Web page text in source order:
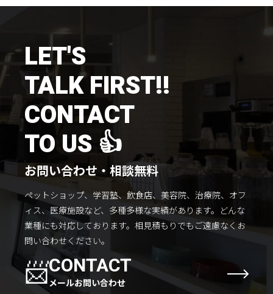
知る
はじめての方
店舗内装工事.comの強み
施工までの流れ
コラムを読む
お客様のこえ
採用情報 会社概要
LET'S
TALK FIRST!!
CONTACT
TO US 👍
お問い合わせ・相談無料
ペットショップ、学習塾、飲食店、美容院、治療院、オフ
ィス、医療施設など、多種多様な実績があります。 どんな
業種にも対応しております。 相見積もりでもご遠慮なくお
問い合わせください。
📨CONTACT
メールお問い合わせ